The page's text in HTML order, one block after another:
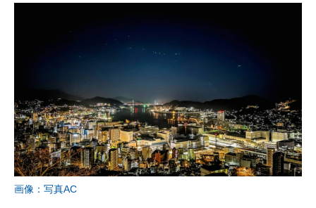
画像：写真AC